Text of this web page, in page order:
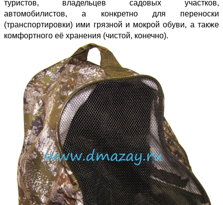
туристов, владельцев садовых участков,
автомобилистов, а конкретно для переноски
(транспортировки) ими грязной и мокрой обуви, а также
комфортного её хранения (чистой, конечно).